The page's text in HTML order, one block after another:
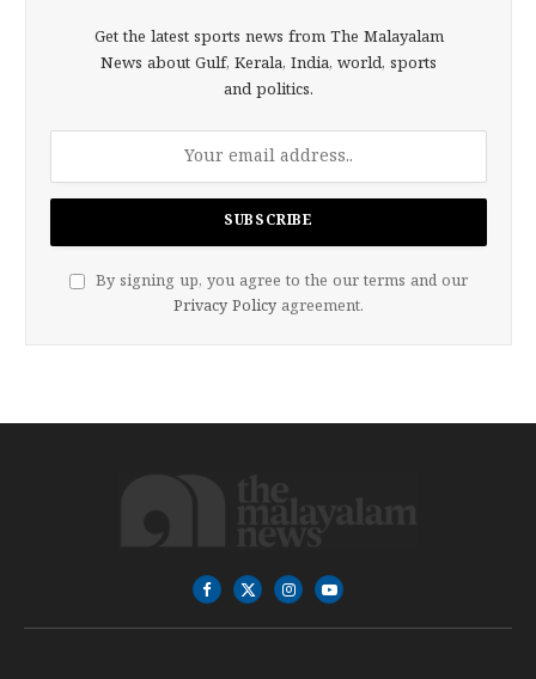
Get the latest sports news from The Malayalam
News about Gulf, Kerala, India, world, sports
and politics.
By signing up, you agree to the our terms and our
Privacy Policy agreement.
Facebook
X
(Twitter)
InstagramYouTube